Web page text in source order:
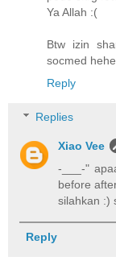
Ya Allah :(
Btw izin
socmed
Reply
Replies
Xiao Vee
-___-"
before
silahkan :)
Reply